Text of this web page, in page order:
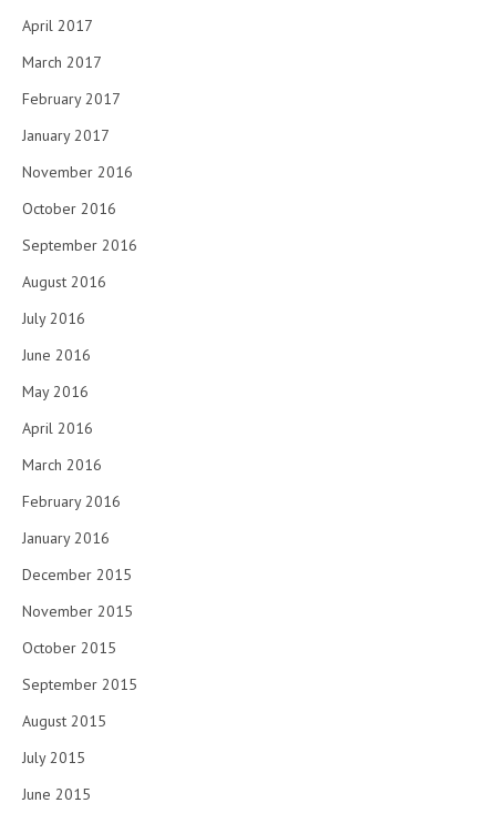
April 2017
March 2017
February 2017
January 2017
November 2016
October 2016
September 2016
August 2016
July 2016
June 2016
May 2016
April 2016
March 2016
February 2016
January 2016
December 2015
November 2015
October 2015
September 2015
August 2015
July 2015
June 2015